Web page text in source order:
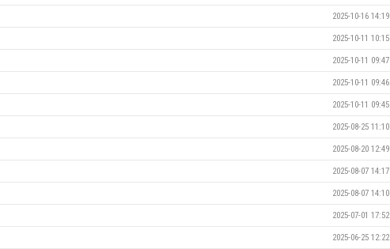
2025-10-16 14:19
2025-10-11 10:15
2025-10-11 09:47
2025-10-11 09:46
2025-10-11 09:45
2025-08-25 11:10
2025-08-20 12:49
2025-08-07 14:17
2025-08-07 14:10
2025-07-01 17:52
2025-06-25 12:22